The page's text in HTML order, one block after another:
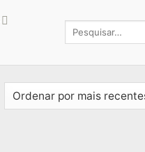
Pesquisar